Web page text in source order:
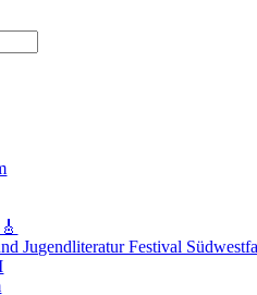
Jugendliteratur Festival